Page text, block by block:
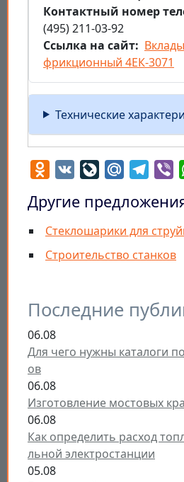
Последние
06.08
Для чего нужны каталоги
ов
06.08
Изготовление мостовых
06.08
Как определить расход
льной электростанции
05.08
Контактный номер
(495) 211-03-92
Ссылка на сайт
фрикционный 4ЕК-3071
Технические
Odnoklassniki
VK LiveJournal
Mail.Ru
Другие
Стеклошарики для
Строительство станков